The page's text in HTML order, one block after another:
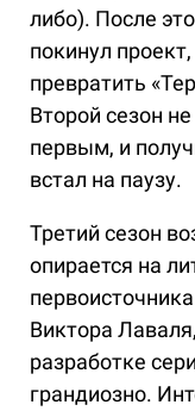
либо). После
покинул
превратить
Второй сезон
первым, и
встал на паузу.
Третий сезон
опирается на
Виктора
разработке
грандиозно.